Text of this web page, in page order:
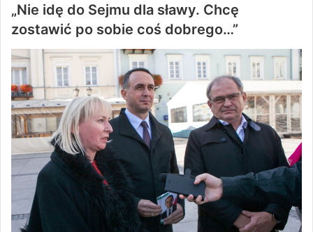
„Nie idę do Sejmu dla sławy. Chcę
zostawić po sobie coś dobrego…”